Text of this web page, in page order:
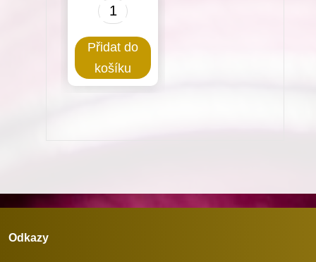
Chapačová
s
odstřihem
Přidat do
košíku
Odkazy